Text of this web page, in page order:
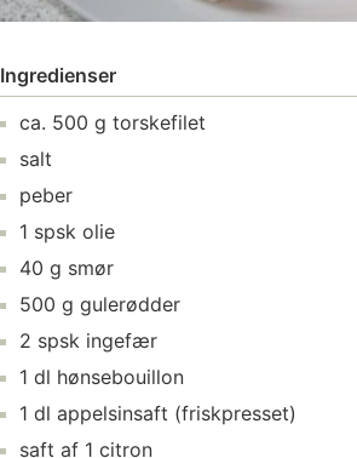
Ingredienser
ca. 500 g torskefilet
salt
peber
1 spsk olie
40 g smør
500 g gulerødder
2 spsk ingefær
1 dl hønsebouillon
1 dl appelsinsaft (friskpresset)
saft af 1 citron